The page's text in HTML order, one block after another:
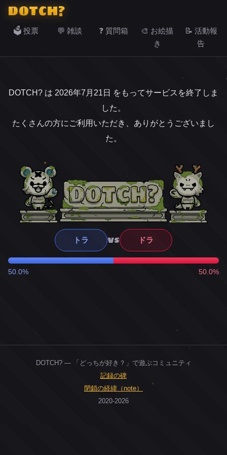
DOTCH?
🗳️ 投票 💬 雑談 ❓ 質問箱
🎨 お絵描
き
📝 活動報
告
DOTCH? は 2026年7月21日 をもってサービスを終了しま
した。
たくさんの方にご利用いただき、ありがとうございまし
た。
トラ VS ドラ
50.0% 50.0%
DOTCH? — 「どっちが好き？」で遊ぶコミュニティ
記録の碑
閉鎖の経緯（note）
2020-2026